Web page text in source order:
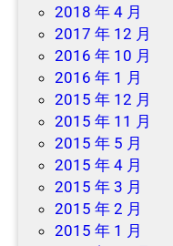
2018 年 4 月
2017 年 12 月
2016 年 10 月
2016 年 1 月
2015 年 12 月
2015 年 11 月
2015 年 5 月
2015 年 4 月
2015 年 3 月
2015 年 2 月
2015 年 1 月